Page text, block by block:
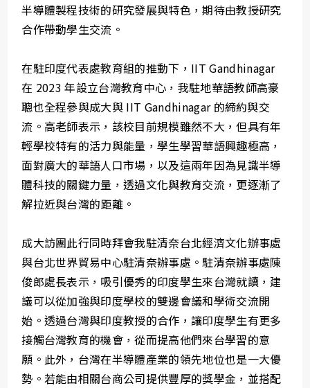
半導體製程技術的研究發展與特色，期待由教授研究
合作帶動學生交流。
在駐印度代表處教育組的推動下，IIT Gandhinagar
在 2023 年設立台灣教育中心，我駐地華語教師高豪
聰也全程參與成大與 IIT Gandhinagar 的締約與交
流。高老師表示，該校目前規模雖然不大，但具有年
輕學校特有的活力與能量，學生學習華語興趣極高，
面對廣大的華語人口市場，以及這兩年因為見識半導
體科技的關鍵力量，透過文化與教育交流，更逐漸了
解拉近與台灣的距離。
成大訪團此行同時拜會我駐清奈台北經濟文化辦事處
與台北世界貿易中心駐清奈辦事處。駐清奈辦事處陳
俊郎處長表示，吸引優秀的印度學生來台灣就讀，建
議可以從加強與印度學校的雙邊會議和學術交流開
始。透過台灣與印度教授的合作，讓印度學生有更多
接觸台灣教育的機會，從而提高他們來台學習的意
願。此外，台灣在半導體產業的領先地位也是一大優
勢。若能由相關台商公司提供豐厚的獎學金，並搭配